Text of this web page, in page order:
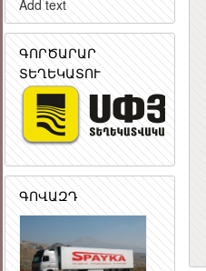
Add text
ԳՈՐԾԱՐԱՐ
ՏԵՂԵԿԱՏՈՒ
ԳՈՎԱԶԴ